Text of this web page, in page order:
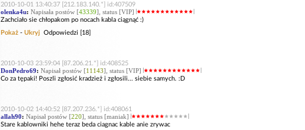
2010-10-01 13:40:37 [212.183.140.*] id:407509
olenka4u: Napisała postów [43339], status [VIP]
Zachciało sie chłopakom po nocach kabla ciągnąć :)
Pokaż - Ukryj Odpowiedzi [18]
2010-10-03 23:59:04 [87.206.21.*] id:408525
DonPedro69: Napisał postów [11143], status [VIP]
Co za tępaki! Poszli zgłosić kradzież i zgłosili... siebie samych. :D
2010-10-02 14:40:52 [87.207.236.*] id:408061
allah90: Napisał postów [220], status [maniak]
Stare kablowniki hehe teraz beda ciagnac kable anie zrywac